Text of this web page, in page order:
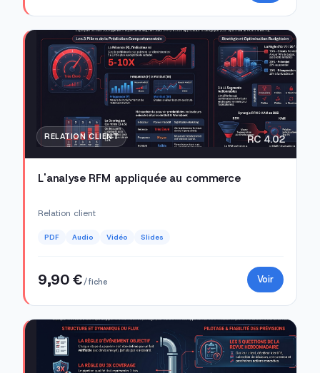
RELATION CLIENT RC 4.02
L'analyse RFM appliquée au commerce
Relation client
PDF Audio Vidéo Slides
9,90 €/ fiche Voir